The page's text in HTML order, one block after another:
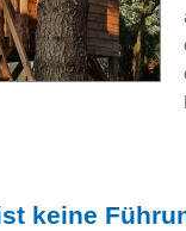
keine